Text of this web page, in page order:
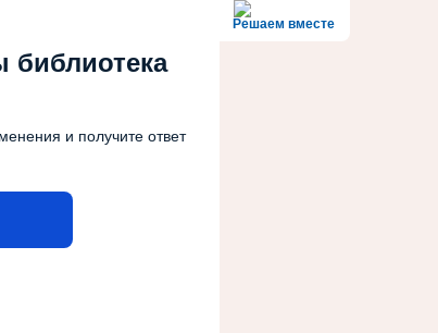
Решаем вместе
библиотека
и получите ответ